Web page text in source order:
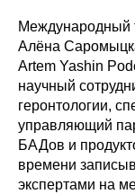
Международный
Алёна
Artem Yashin
научный
геронтологии,
управляющий
БАДов и
времени
экспертами на